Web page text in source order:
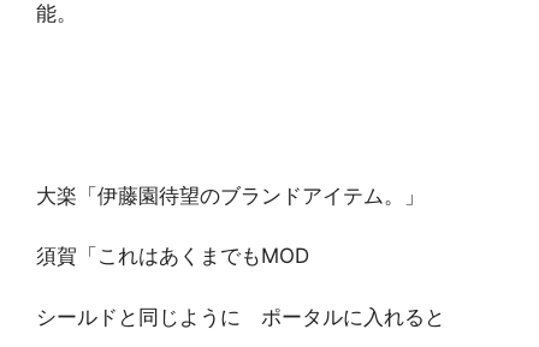
能。
大楽「伊藤園待望のブランドアイテム。」
須賀「これはあくまでもMOD
シールドと同じように ポータルに入れると